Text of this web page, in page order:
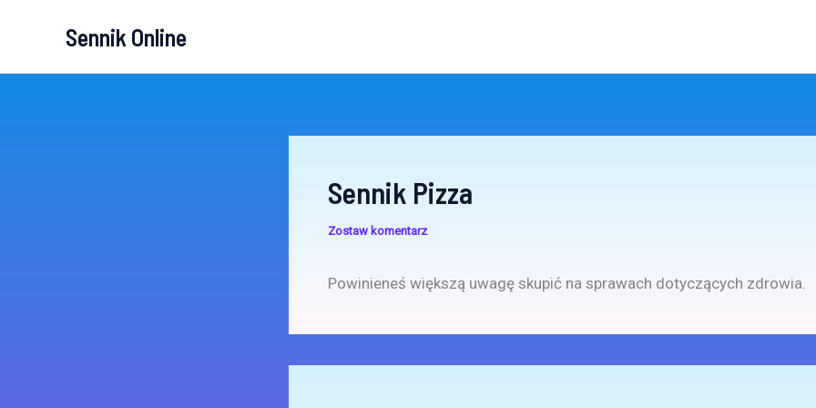
Sennik Online
Sennik Pizza
Zostaw komentarz
Powinieneś większą uwagę skupić na sprawach dotyczących zdrowia.